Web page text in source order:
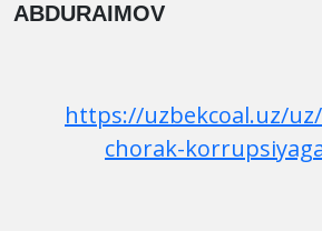
ABDURAIMOV
https://uzbekcoal.uz/
chorak-